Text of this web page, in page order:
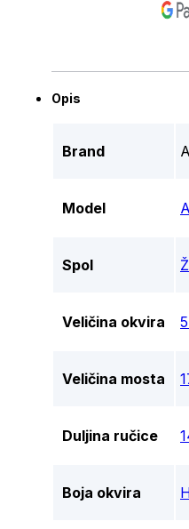
Opis
Brand
Model
Spol
Veličina okvira
Veličina mosta
Duljina ručice
Boja okvira